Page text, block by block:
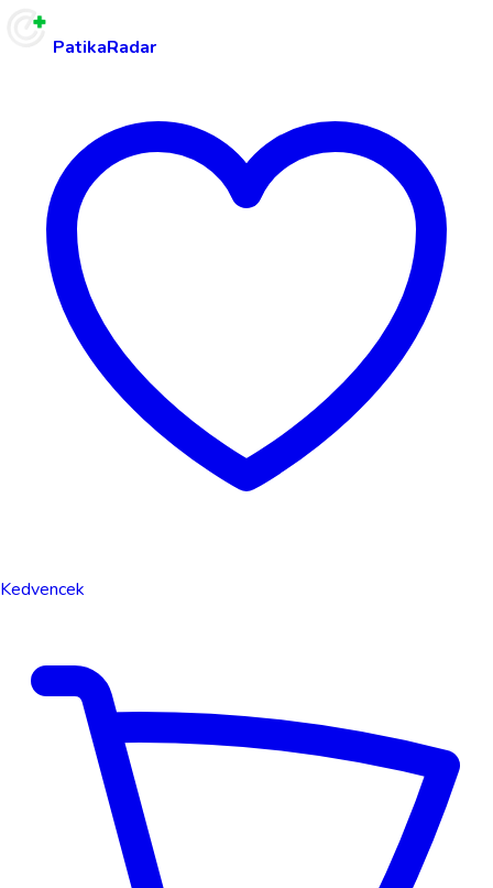
PatikaRadar
Kedvencek